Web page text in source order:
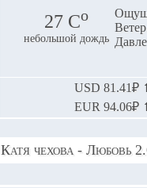
27 Сo
небольшой дождь
USD 81.41₽
EUR 94.06₽
Катя чехова - Любовь